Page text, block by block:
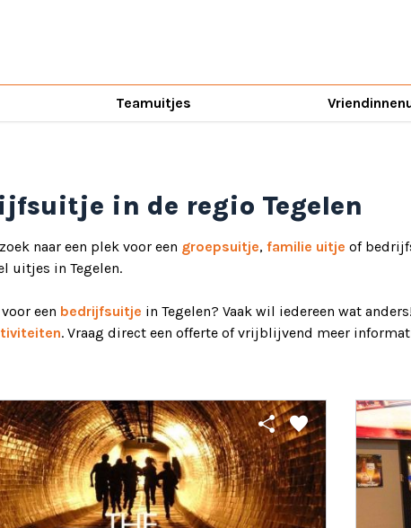
Teamuitjes
in de regio Tegelen
naar een plek voor een groepsuitje, familie uitje of
uitjes in Tegelen.
een bedrijfsuitje in Tegelen? Vaak wil iedereen wat
. Vraag direct een offerte of vrijblijvend meer
share favorite